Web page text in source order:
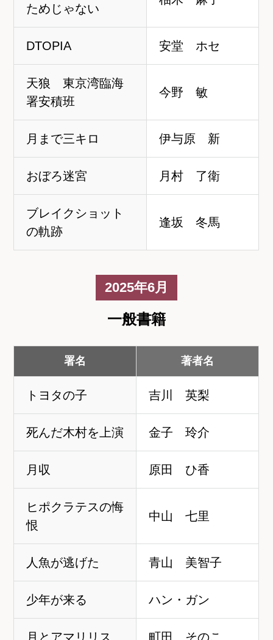
ためじゃない
DTOPIA 安堂 ホセ
天狼 東京湾臨海
署安積班
今野 敏
月まで三キロ 伊与原 新
おぼろ迷宮 月村 了衛
ブレイクショット
の軌跡
逢坂 冬馬
2025年6月
一般書籍
署名 著者名
トヨタの子 吉川 英梨
死んだ木村を上演 金子 玲介
月収 原田 ひ香
ヒポクラテスの悔
恨
中山 七里
人魚が逃げた 青山 美智子
少年が来る ハン・ガン
月とアマリリス 町田 そのこ